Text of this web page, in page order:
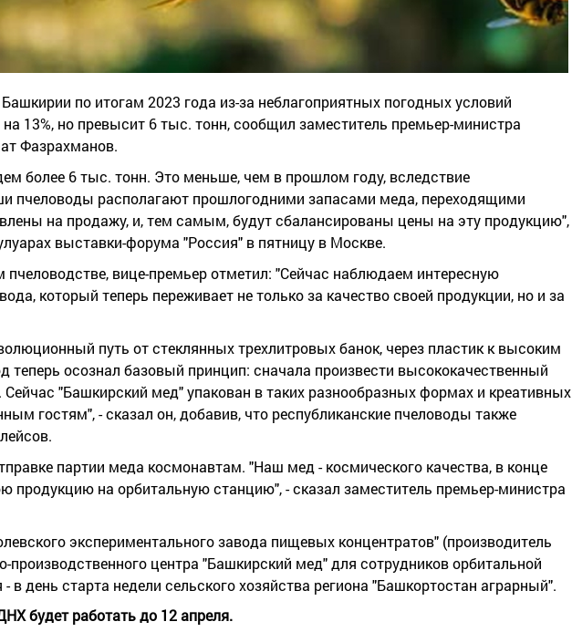
по итогам 2023 года из-за неблагоприятных погодных условий
13%, но превысит 6 тыс. тонн, сообщил заместитель премьер-министра
Фазрахманов.
более 6 тыс. тонн. Это меньше, чем в прошлом году, вследствие
пчеловоды располагают прошлогодними запасами меда, переходящими
на продажу, и, тем самым, будут сбалансированы цены на эту продукцию",
выставки-форума "Россия" в пятницу в Москве.
вице-премьер отметил: "Сейчас наблюдаем интересную
который теперь переживает не только за качество своей продукции, но и за
путь от стеклянных трехлитровых банок, через пластик к высоким
осознал базовый принцип: сначала произвести высококачественный
Сейчас "Башкирский мед" упакован в таких разнообразных формах и креативных
гостям", - сказал он, добавив, что республиканские пчеловоды также
партии меда космонавтам. "Наш мед - космического качества, в конце
продукцию на орбитальную станцию", - сказал заместитель премьер-министра
экспериментального завода пищевых концентратов" (производитель
производственного центра "Башкирский мед" для сотрудников орбитальной
в день старта недели сельского хозяйства региона "Башкортостан аграрный".
будет работать до 12 апреля.